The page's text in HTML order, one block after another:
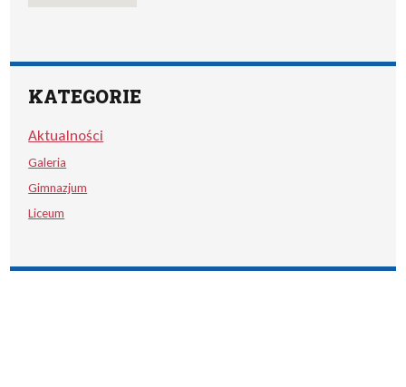
KATEGORIE
Aktualności
Galeria
Gimnazjum
Liceum